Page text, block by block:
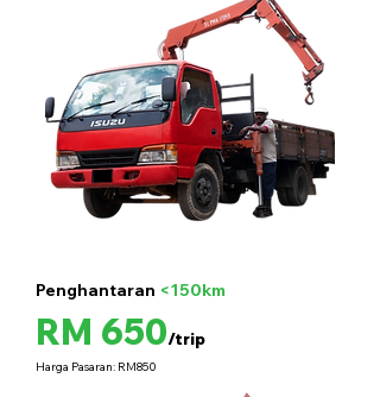
Penghantaran <150km
RM 650/trip
Harga Pasaran: RM850